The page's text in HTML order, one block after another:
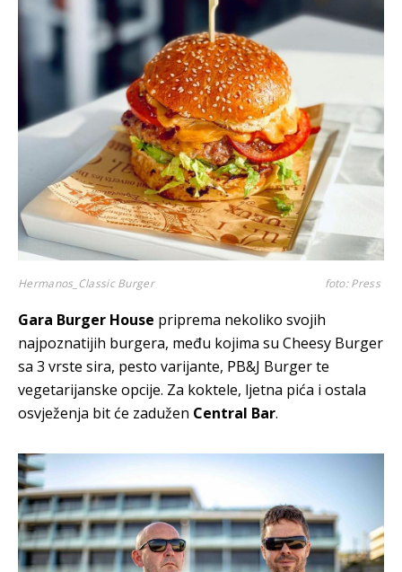
Hermanos_Classic Burger foto: Press
Gara Burger House priprema nekoliko svojih
najpoznatijih burgera, među kojima su Cheesy Burger
sa 3 vrste sira, pesto varijante, PB&J Burger te
vegetarijanske opcije. Za koktele, ljetna pića i ostala
osvježenja bit će zadužen Central Bar.